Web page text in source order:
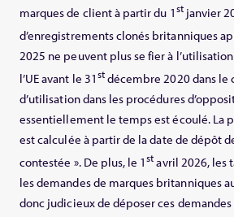
marques de client à partir du 1stjanvier
d’enregistrements clonés britanniques
2025 ne peuvent plus se fier à
l’UE avant le 31stdécembre 2020 dans le
d’utilisation dans les procédures
essentiellement le temps est écoulé. La
est calculée à partir de la date de dépôt
contestée ». De plus, le 1stavril 2026, les
les demandes de marques britanniques
donc judicieux de déposer ces